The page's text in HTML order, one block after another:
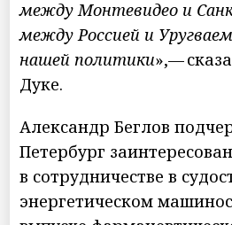
между Монтевидео и
между Россией и
нашей политики»,—
Дуке.
Александр Беглов
Петербург заинтересован
в сотрудничестве в
энергетическом